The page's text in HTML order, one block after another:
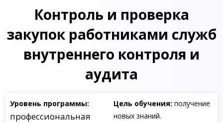
Контроль и проверка
закупок работниками служб
внутреннего контроля и
аудита
Уровень программы:
профессиональная
Цель обучения: получение
новых знаний.